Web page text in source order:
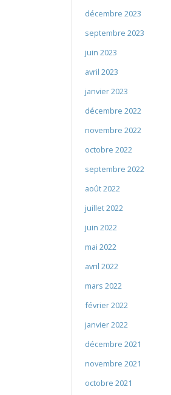
décembre 2023
septembre 2023
juin 2023
avril 2023
janvier 2023
décembre 2022
novembre 2022
octobre 2022
septembre 2022
août 2022
juillet 2022
juin 2022
mai 2022
avril 2022
mars 2022
février 2022
janvier 2022
décembre 2021
novembre 2021
octobre 2021